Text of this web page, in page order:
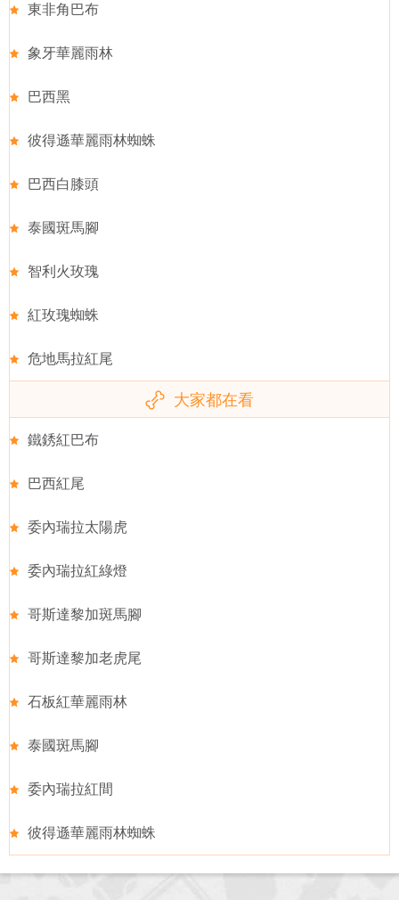
東非角巴布
象牙華麗雨林
巴西黑
彼得遜華麗雨林蜘蛛
巴西白膝頭
泰國斑馬腳
智利火玫瑰
紅玫瑰蜘蛛
危地馬拉紅尾
大家都在看
鐵銹紅巴布
巴西紅尾
委內瑞拉太陽虎
委內瑞拉紅綠燈
哥斯達黎加斑馬腳
哥斯達黎加老虎尾
石板紅華麗雨林
泰國斑馬腳
委內瑞拉紅間
彼得遜華麗雨林蜘蛛